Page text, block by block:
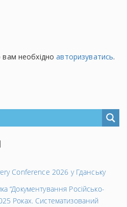
вам необхідноавторизуватись.
Conference 2026 у Гданську
“Документування Російсько-
Роках. Систематизований